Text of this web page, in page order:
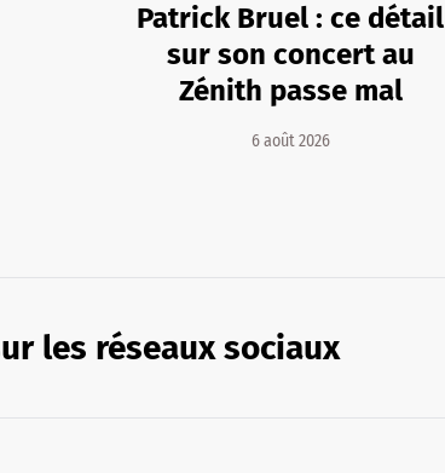
Patrick Bruel : ce détail
sur son concert au
Zénith passe mal
6 août 2026
les réseaux sociaux